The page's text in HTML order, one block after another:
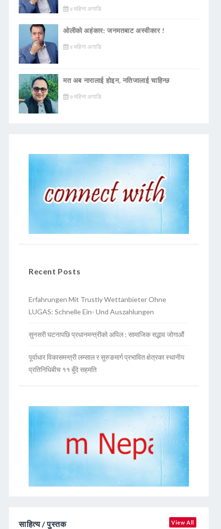
४ महिना अगाडि
ओलीको अहंकार: जनमतबाट अस्वीकार !
४ महिना अगाडि
मत अब नारालाई होइन, नतिजालाई चाहिन्छ
७ महिना अगाडि
Recent Posts
Erfahrungen Mit Trustly Wettanbieter Ohne
LUGAS: Schnelle Ein- Und Auszahlungen
सुनसरी घटनापछि प्रधानमन्त्रीको अपिल : सामाजिक सद्भाव जोगाऔं
पूर्वाधार विकासमन्त्री लम्साल र सुरुङमार्ग प्रभावित क्षेत्रका स्थानीय
प्रतिनिधिबीच ११ बुँदे सहमति
साहित्य / पुस्तक View All